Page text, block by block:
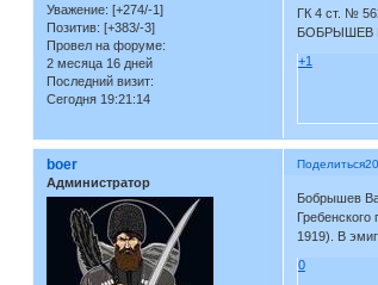
Уважение: [+274/-1]
Позитив: [+383/-3]
Провел на форуме:
2 месяца 16 дней
Последний визит:
Сегодня 19:21:14
ГК 4 ст. №
БОБРЫШЕВ
+1
Поделиться
boer
Администратор
Бобрышев
1919). В
0